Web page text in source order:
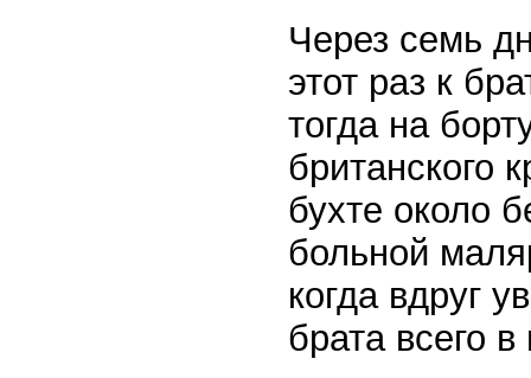
Через семь
этот раз к
тогда на
британского
бухте около
больной
когда вдруг
брата всего